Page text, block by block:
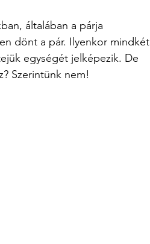
általában a párja
dönt a pár. Ilyenkor mindkét
egységét jelképezik. De
Szerintünk nem!